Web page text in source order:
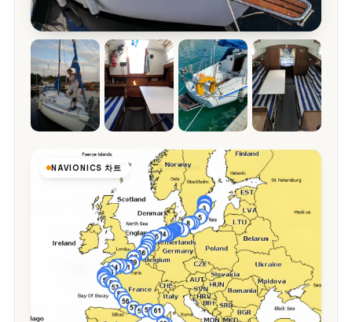
NAVIONICS 차트